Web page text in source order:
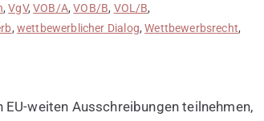
,VgV,VOB/A,VOB/B, VOL/B,
, wettbewerblicher Dialog,Wettbewerbsrecht,
weiten Ausschreibungen teilnehmen,